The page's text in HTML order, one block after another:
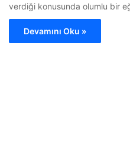
verdiği konusunda olumlu bir
Devamını Oku »